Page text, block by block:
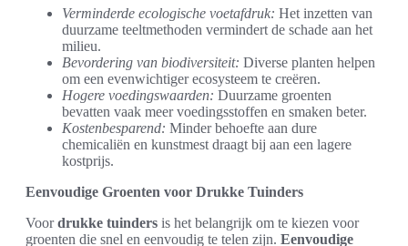
Verminderde ecologische voetafdruk: Het inzetten van
duurzame teeltmethoden vermindert de schade aan het
milieu.
Bevordering van biodiversiteit: Diverse planten helpen
om een evenwichtiger ecosysteem te creëren.
Hogere voedingswaarden: Duurzame groenten
bevatten vaak meer voedingsstoffen en smaken beter.
Kostenbesparend: Minder behoefte aan dure
chemicaliën en kunstmest draagt bij aan een lagere
kostprijs.
Eenvoudige Groenten voor Drukke Tuinders
Voordrukke tuinders is het belangrijk om te kiezen voor
groenten die snel en eenvoudig te telen zijn. Eenvoudige